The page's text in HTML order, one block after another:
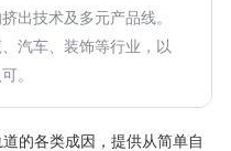
出技术及多元产品线。
汽车、装饰等行业，以
。
的各类成因，提供从简单自